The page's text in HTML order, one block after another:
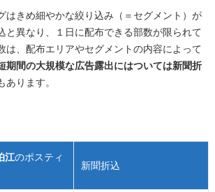
はきめ細やかな絞り込み（＝セグメント）が
と異なり、１日に配布できる部数が限られて
は、配布エリアやセグメントの内容によって
期間の大規模な広告露出にはついては新聞折
あります。
江のポスティ
新聞折込